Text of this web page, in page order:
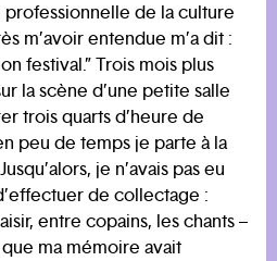
professionnelle de la culture
m’avoir entendue m’a dit :
festival.” Trois mois plus
la scène d’une petite salle
trois quarts d’heure de
peu de temps je parte à la
je n’avais pas eu
de collectage :
entre copains, les chants –
ma mémoire avait